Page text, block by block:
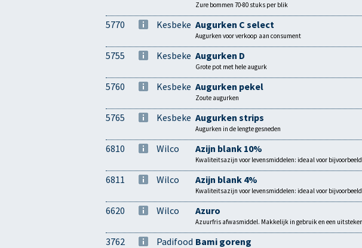
Zure bommen 70-80 stuks per blik
5770 Kesbeke Augurken C select
Augurken voor verkoop aan consument
5755 Kesbeke Augurken D
Grote pot met hele augurk
5760 Kesbeke Augurken pekel
Zoute augurken
5765 Kesbeke Augurken strips
Augurken in de lengte gesneden
6810 Wilco Azijn blank 10%
Kwaliteitsazijn voor levensmiddelen: ideaal voor
6811 Wilco Azijn blank 4%
Kwaliteitsazijn voor levensmiddelen: ideaal voor
6620 Wilco Azuro
Azuurfris afwasmiddel. Makkelijk in gebruik en een
3762 Padifood Bami goreng